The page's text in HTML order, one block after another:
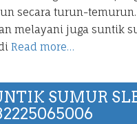
secara turun-temurun.
melayani juga suntik
Read more…
SUMUR